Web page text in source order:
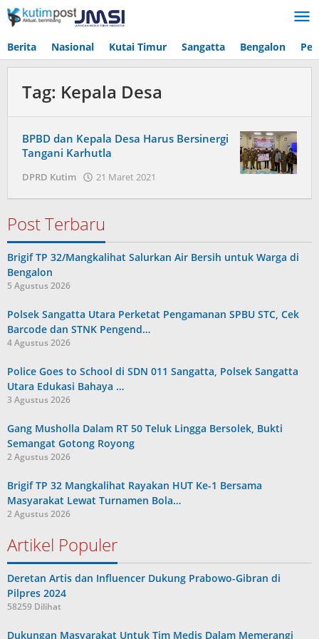
Lewati
ke
Berita Nasional Kutai Timur Sangatta Bengalon
Tag: Kepala Desa
BPBD dan Kepala Desa Harus Bersinergi
Tangani Karhutla
DPRD Kutim 21 Maret 2021
Post Terbaru
Brigif TP 32/Mangkalihat Salurkan Air Bersih untuk Warga di
Bengalon
5 Agustus 2026
Polsek Sangatta Utara Perketat Pengamanan SPBU STC, Cek
Barcode dan STNK Pengend…
4 Agustus 2026
Police Goes to School di SDN 011 Sangatta, Polsek Sangatta
Utara Edukasi Bahaya …
3 Agustus 2026
Gang Musholla Dalam RT 50 Teluk Lingga Bersolek, Bukti
Semangat Gotong Royong
2 Agustus 2026
Brigif TP 32 Mangkalihat Rayakan HUT Ke-1 Bersama
Masyarakat Lewat Turnamen Bola…
2 Agustus 2026
Artikel Populer
Deretan Artis dan Influencer Dukung Prabowo-Gibran di
Pilpres 2024
58259 Dilihat
Dukungan Masyarakat Untuk Tim Medis Dalam Memerangi